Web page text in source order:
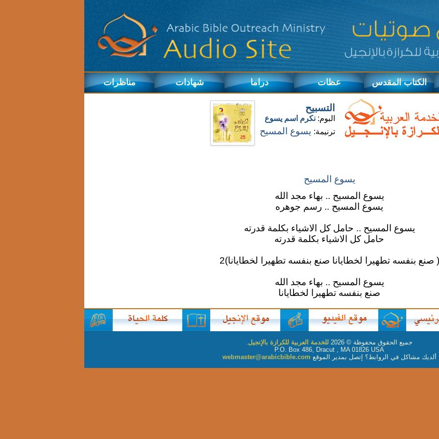
الكتاب المقدس عظات دراما شهادات مناظرات
التسبيح
البوم: نكرم اسم يسوع
ترنيمة: يسوع المسيح
يسوع المسيح
يسوع المسيح .. بهاء مجد الله
يسوع المسيح .. رسم جوهره
يسوع المسيح .. حامل كل الاشياء بكلمة قدرته
حامل كل الاشياء بكلمة قدرته
( صنع بنفسه تطهيرا لخطايانا صنع بنفسه تطهيرا لخطايانا)2
يسوع المسيح .. بهاء مجد الله
صنع بنفسه تطهيرا لخطايانا
جميع الحقوق محفوظة © 2026 للخدمة العربية للكرازة بالإنجيل.
P.O. Box 486, Dracut , MA 01826 USA
ألديك مشاكل في الروابط؟ إتصل بمدير الموقع webmaster@arabicbible.com